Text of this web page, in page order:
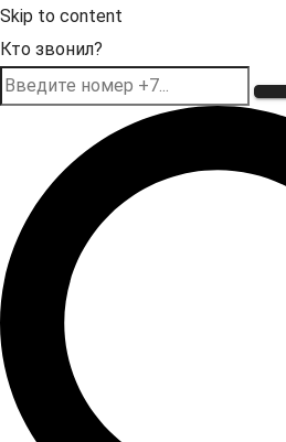
Skip to content
Кто звонил?